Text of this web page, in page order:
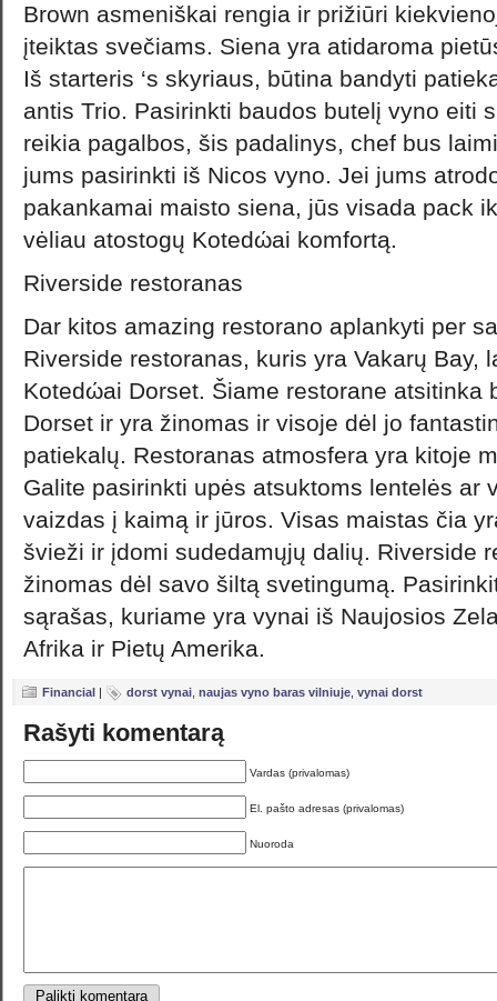
Brown asmeniškai rengia ir prižiūri
įteiktas svečiams. Siena yra atidaroma
Iš starteris ‘s skyriaus, būtina bandyti
antis Trio. Pasirinkti baudos butelį vyno eiti
reikia pagalbos, šis padalinys, chef bus
jums pasirinkti iš Nicos vyno. Jei jums
pakankamai maisto siena, jūs visada pack
vėliau atostogų Kotedώai komfortą.
Riverside restoranas
Dar kitos amazing restorano aplankyti per
Riverside restoranas, kuris yra Vakarų Bay,
Kotedώai Dorset. Šiame restorane atsitinka
Dorset ir yra žinomas ir visoje dėl jo
patiekalų. Restoranas atmosfera yra kitoje
Galite pasirinkti upės atsuktoms lentelės ar
vaizdas į kaimą ir jūros. Visas maistas čia
švieži ir įdomi sudedamųjų dalių. Riverside
žinomas dėl savo šiltą svetingumą.
sąrašas, kuriame yra vynai iš Naujosios
Afrika ir Pietų Amerika.
Financial | dorst vynai naujas vyno baras vilniuje vynai dorst
Rašyti komentarą
Vardas (privalomas)
El. pašto adresas (privalomas)
Nuoroda